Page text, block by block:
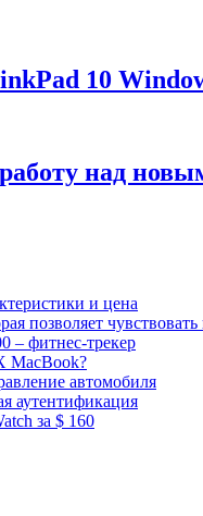
10
над
и цена
позволяет
– фитнес-трекер
MacBook?
автомобиля
аутентификация
за $ 160